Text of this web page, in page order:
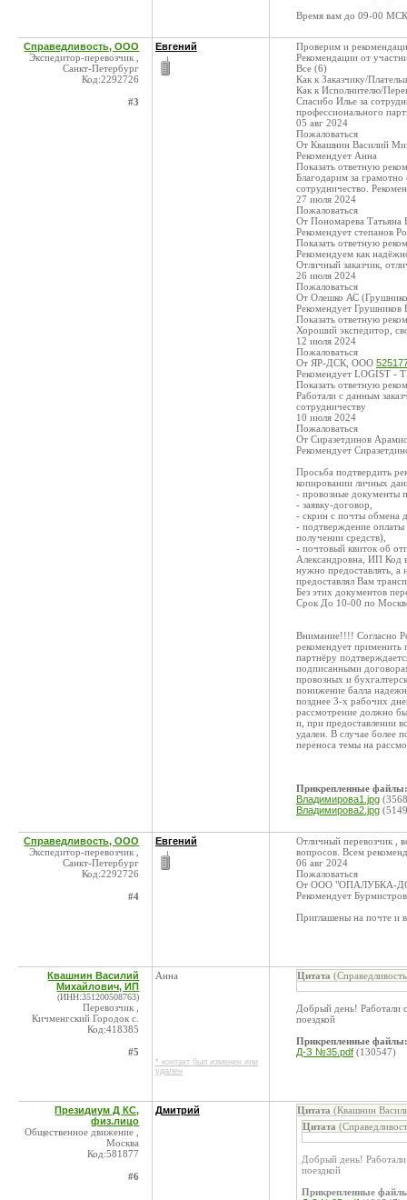
Время вам до 09-00
Справедливость, ООО
Экспедитор-перевозчик ,
Санкт-Петербург
Код:2292726
#3
Евгений
Проверим и
Рекомендации от
Все (6)
Как к Заказчику/
Как к Исполнителю/
Спасибо Илье за
профессионального
05 авг 2024
Пожаловаться
От Квашнин Василий
Рекомендует Анна
Показать ответную
Благодарим за
сотрудничество.
27 июля 2024
Пожаловаться
От Пономарева
Рекомендует степанов
Показать ответную
Рекомендуем как
Отличный заказчик,
26 июля 2024
Пожаловаться
От Олешко АС
Рекомендует Грушников
Показать ответную
Хороший экспедитор,
12 июля 2024
Пожаловаться
От ЯР-ДСК, ООО
Рекомендует LOGIST -
Показать ответную
Работали с данным
сотрудничеству
10 июля 2024
Пожаловаться
От Сиразетдинов
Рекомендует
Просьба подтвердить
копировании личных
- провозные
- заявку-договор,
- скрин с почты обмена
- подтверждение
получении средств),
- почтовый квиток об
Александровна, ИП Код
нужно предоставлять, а
предоставлял Вам
Без этих документов
Срок До 10-00 по
Внимание!!!! Согласно
рекомендует применить
партнёру
подписанными
провозных и
понижение балла
позднее 3-х рабочих
рассмотрение должно
и, при предоставлении
удален. В случае более
переноса темы на
Прикрепленные файлы:
Владимирова1.jpg
Владимирова2.jpg
Справедливость, ООО
Экспедитор-перевозчик ,
Санкт-Петербург
Код:2292726
#4
Евгений
Отличный перевозчик ,
вопросов. Всем
06 авг 2024
Пожаловаться
От ООО "ОПАЛУБКА-
Рекомендует
Приглашены на почте и
Квашнин Василий
Михайлович, ИП
(ИНН:351200508763)
Перевозчик ,
Кичменгский Городок с.
Код:418385
#5
Анна
* контакт был изменен или
удален
Цитата
Добрый день! Работали
поездкой
Прикрепленные файлы:
Д-З №35.pdf (130547)
Президиум Д КС,
физ.лицо
Общественное движение ,
Москва
Код:581877
#6
Дмитрий Цитата (Квашнин
Цитата
Добрый день!
поездкой
Прикрепленные